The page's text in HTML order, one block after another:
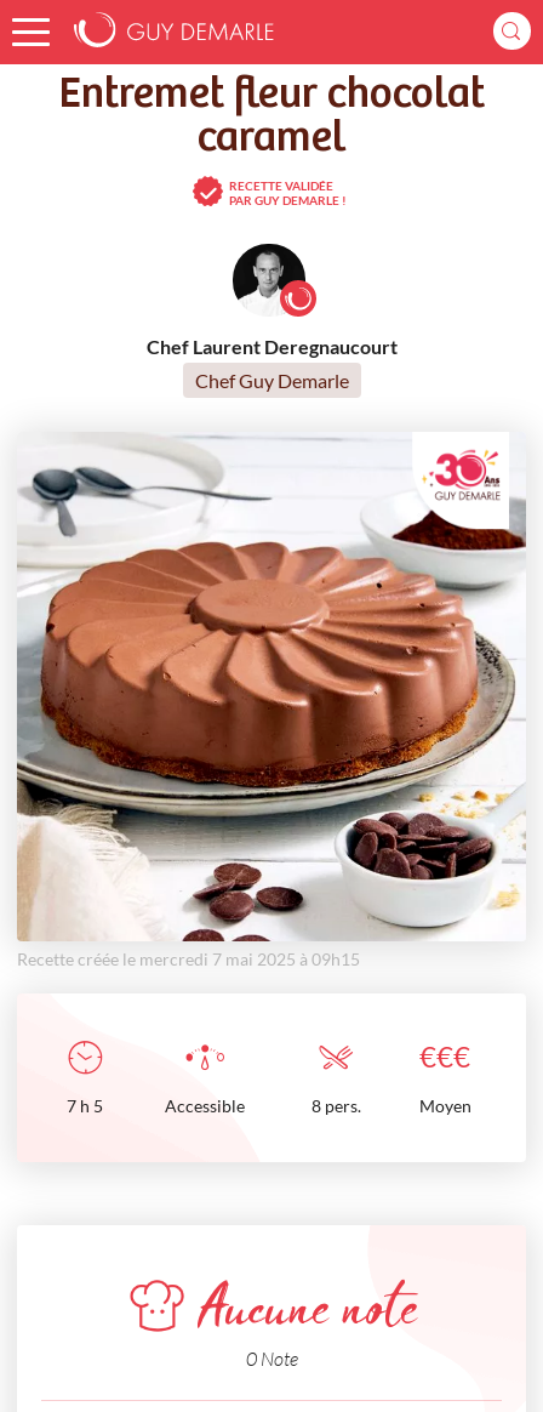
Accueil Recettes Entremet fleur chocolat caramel
Entremet fleur chocolat
caramel
RECETTE VALIDÉE
PAR GUY DEMARLE !
Chef Laurent Deregnaucourt
Chef Guy Demarle
Recette créée le mercredi 7 mai 2025 à 09h15
€€€
7 h 5 Accessible 8 pers. Moyen
Aucune note
0 Note